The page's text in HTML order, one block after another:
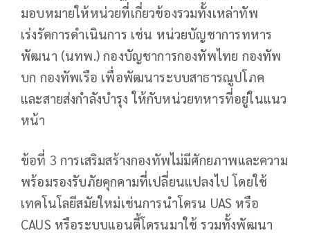
มอบหมายให้หน่วยที่เกี่ยวข้องรวมทั้งเหล่าทัพ
เร่งรัดการดำเนินการ เช่น หน่วยบัญชาการทหาร
พัฒนา (นทพ.) กองบัญชาการกองทัพไทย กองทัพ
บก กองทัพเรือ เพื่อพัฒนาระบบสาธารณูปโภค
และสายส่งกำลังบำรุง ให้กับหน่วยทหารที่อยู่ในแนว
หน้า
ข้อที่ 3 การเสริมสร้างกองทัพไม่มีศักยภาพและความ
พร้อมรองรับภัยคุกคามที่เปลี่ยนแปลงไป โดยใช้
เทคโนโลยีสมัยใหม่เช่นการนำโดรน UAS หรือ
CAUS หรือระบบแอนตี้โดรนมาใช้ รวมทั้งพัฒนา